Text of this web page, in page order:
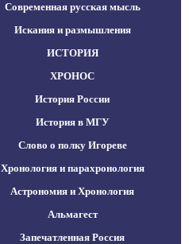
Современная русская мысль
Искания и размышления
ИСТОРИЯ
ХРОНОС
История России
История в МГУ
Слово о полку Игореве
Хронология и парахронология
Астрономия и Хронология
Альмагест
Запечатленная Россия